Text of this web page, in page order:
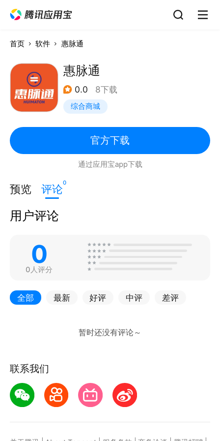
首页 软件 惠脉通
惠脉通
0.0 8下载
综合商城
官方下载
通过应用宝app下载
预览 评论0
用户评论
0
0人评分
全部 最新 好评 中评 差评
联系我们